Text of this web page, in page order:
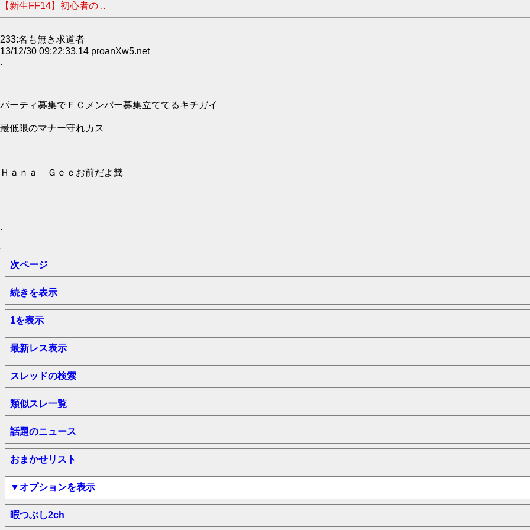
【新生FF14】初心者の ..
233:名も無き求道者
13/12/30 09:22:33.14 proanXw5.net
.
パーティ募集でＦＣメンバー募集立ててるキチガイ
最低限のマナー守れカス
Ｈａｎａ Ｇｅｅお前だよ糞
.
次ページ
続きを表示
1を表示
最新レス表示
スレッドの検索
類似スレ一覧
話題のニュース
おまかせリスト
▼オプションを表示
暇つぶし2ch